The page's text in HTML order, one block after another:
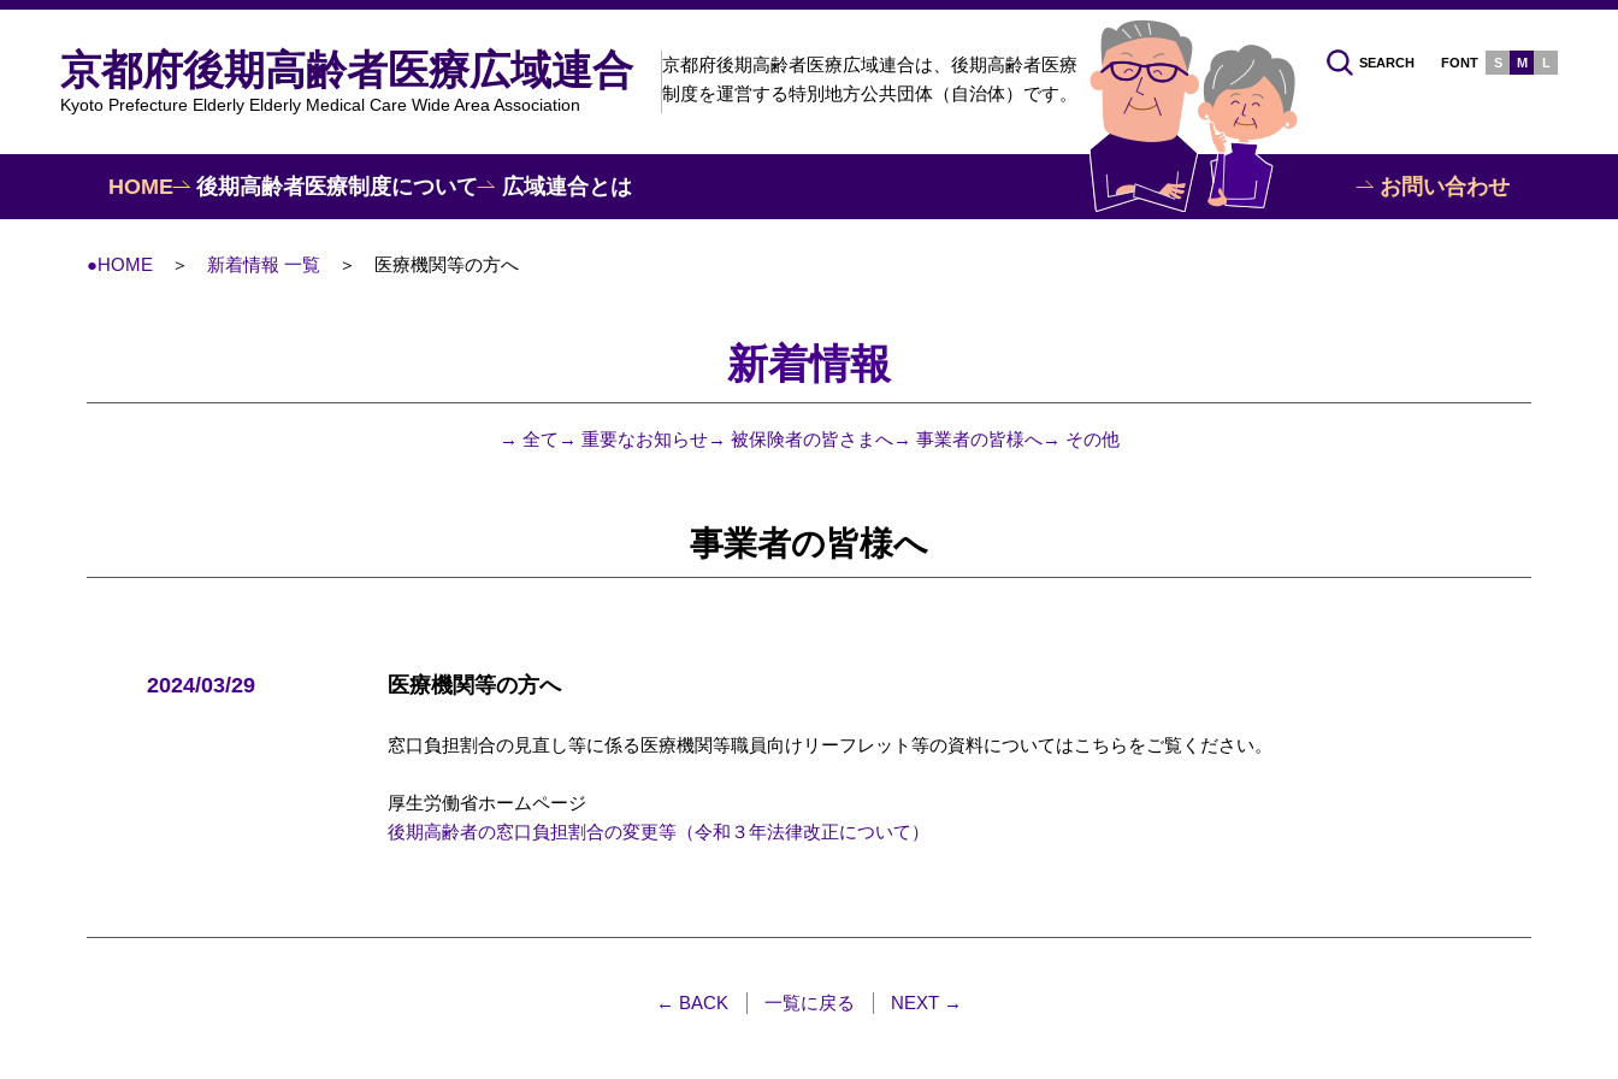
京都府後期高齢者医療広域連合
Kyoto Prefecture Elderly Elderly Medical Care Wide Area Association
京都府後期高齢者医療広域連合は、 後期高齢者医療
制度を運営する特別地方公共団体（自治体）です。
SEARCH FONT S M L
HOME 後期高齢者医療制度について 広域連合とは お問い合わせ
●HOME 新着情報 一覧 医療機関等の方へ
新着情報
→ 全て → 重要なお知らせ→ 被保険者の皆さまへ→ 事業者の皆様へ→ その他
事業者の皆様へ
2024/03/29 医療機関等の方へ
窓口負担割合の見直し等に係る医療機関等職員向けリーフレット等の資料についてはこちらをご覧ください。
厚生労働省ホームページ
後期高齢者の窓口負担割合の変更等（令和３年法律改正について）
← BACK 一覧に戻る NEXT →